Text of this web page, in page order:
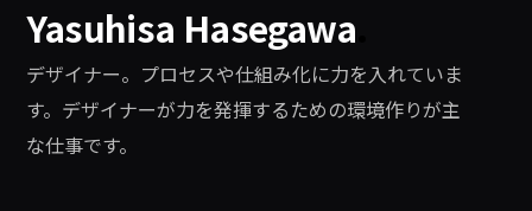
Yasuhisa Hasegawa
デザイナー。プロセスや仕組み化に力を入れていま
す。デザイナーが力を発揮するための環境作りが主
な仕事です。